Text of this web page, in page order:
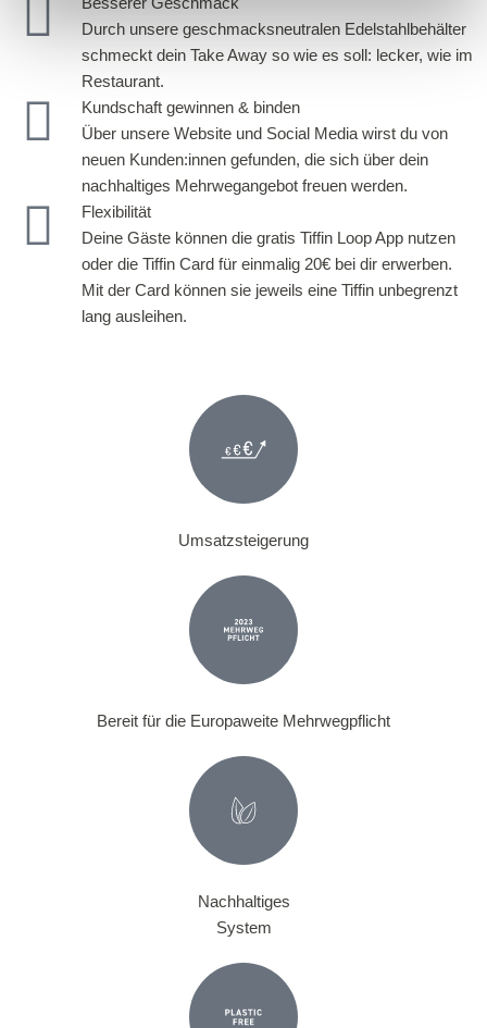
Durch unsere geschmacksneutralen Edelstahlbehälter
schmeckt dein Take Away so wie es soll: lecker, wie im
Restaurant.
Kundschaft gewinnen & binden
Über unsere Website und Social Media wirst du von
neuen Kunden:innen gefunden, die sich über dein
nachhaltiges Mehrwegangebot freuen werden.
Flexibilität
Deine Gäste können die gratis Tiffin Loop App nutzen
oder die Tiffin Card für einmalig 20€ bei dir erwerben.
Mit der Card können sie jeweils eine Tiffin unbegrenzt
lang ausleihen.
Umsatzsteigerung
Bereit für die Europaweite Mehrwegpflicht
Nachhaltiges
System